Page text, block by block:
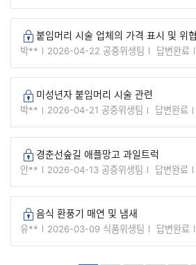
잠긴글붙임머리 시술 업체의 가격 표시 및 위
박** 2026-04-22 공중위생팀 답변완료
잠긴글미성년자 붙임머리 시술 관련
박** 2026-04-21 공중위생팀 답변완료
잠긴글경춘선숲길 애플망고 과일트럭
안** 2026-04-13 공중위생팀 답변완료
잠긴글음식 환풍기 매연 및 냄새
유** 2026-03-09 식품위생팀 답변완료